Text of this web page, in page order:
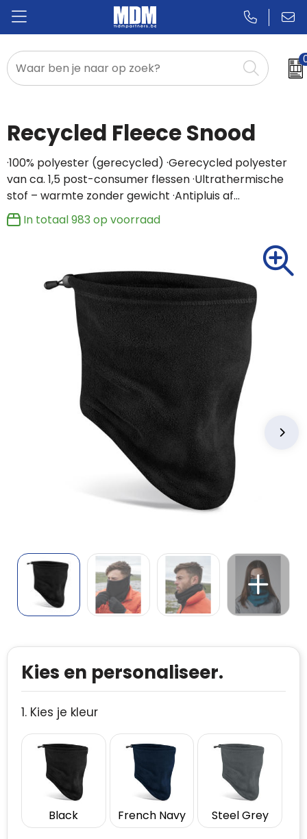
Relatiegeschenken
Promotietextiel
Sportkleding
Recycled Fleece Snood
·100% polyester (gerecycled) ·Gerecycled polyester
van ca. 1,5 post-consumer flessen ·Ultrathermische
stof – warmte zonder gewicht ·Antipluis af…
In totaal983 op voorraad
Kies en personaliseer.
1. Kies je kleur
Black French Navy Steel Grey